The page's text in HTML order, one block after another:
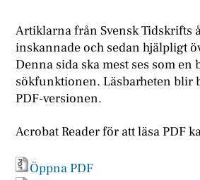
Artiklarna från Svensk Tidskrifts
inskannade och sedan hjälpligt
Denna sida ska mest ses som en
sökfunktionen. Läsbarheten blir
PDF-versionen.
Acrobat Reader för att läsa PDF
Öppna PDF